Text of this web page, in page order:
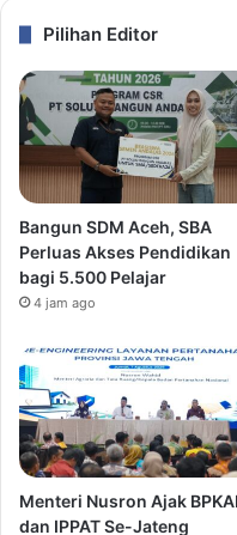
Pilihan Editor
Bangun SDM Aceh, SBA
Perluas Akses Pendidikan
bagi 5.500 Pelajar
4 jam ago
Menteri Nusron Ajak
dan IPPAT Se-Jateng